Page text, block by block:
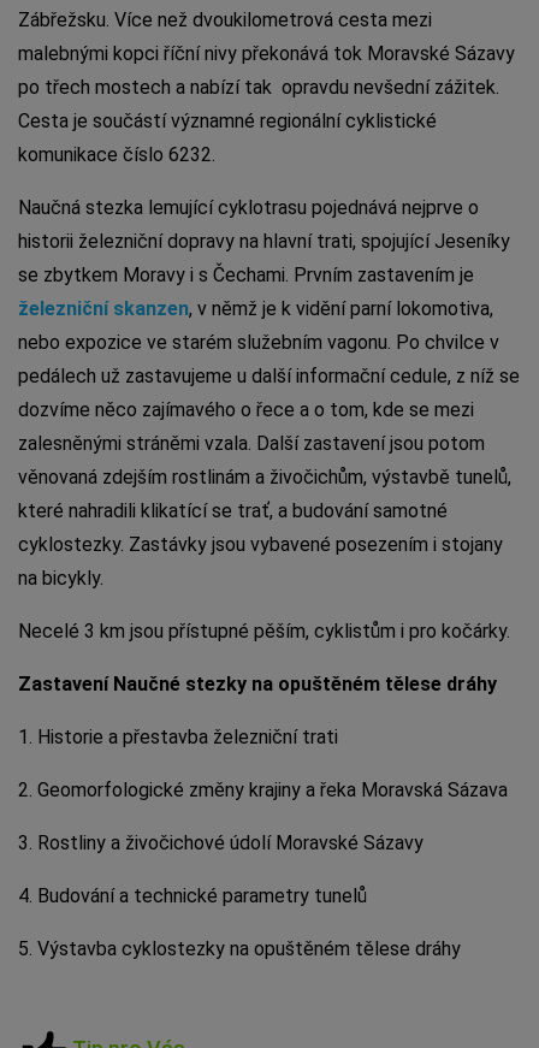
Zábřežsku. Více než dvoukilometrová cesta mezi
malebnými kopci říční nivy překonává tok Moravské Sázavy
po třech mostech a nabízí tak opravdu nevšední zážitek.
Cesta je součástí významné regionální cyklistické
komunikace číslo 6232.
Naučná stezka lemující cyklotrasu pojednává nejprve o
historii železniční dopravy na hlavní trati, spojující Jeseníky
se zbytkem Moravy i s Čechami. Prvním zastavením je
železniční skanzen, v němž je k vidění parní lokomotiva,
nebo expozice ve starém služebním vagonu. Po chvilce v
pedálech už zastavujeme u další informační cedule, z níž se
dozvíme něco zajímavého o řece a o tom, kde se mezi
zalesněnými stráněmi vzala. Další zastavení jsou potom
věnovaná zdejším rostlinám a živočichům, výstavbě tunelů,
které nahradili klikatící se trať, a budování samotné
cyklostezky. Zastávky jsou vybavené posezením i stojany
na bicykly.
Necelé 3 km jsou přístupné pěším, cyklistům i pro kočárky.
Zastavení Naučné stezky na opuštěném tělese dráhy
1. Historie a přestavba železniční trati
2. Geomorfologické změny krajiny a řeka Moravská Sázava
3. Rostliny a živočichové údolí Moravské Sázavy
4. Budování a technické parametry tunelů
5. Výstavba cyklostezky na opuštěném tělese dráhy